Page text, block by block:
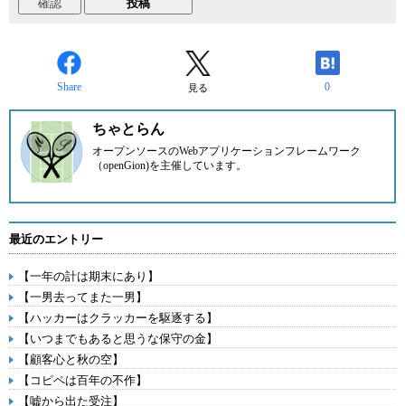
Share 見る 0
ちゃとらん
オープンソースのWebアプリケーションフレームワーク
（openGion)を主催しています。
最近のエントリー
【一年の計は期末にあり】
【一男去ってまた一男】
【ハッカーはクラッカーを駆逐する】
【いつまでもあると思うな保守の金】
【顧客心と秋の空】
【コピペは百年の不作】
【嘘から出た受注】